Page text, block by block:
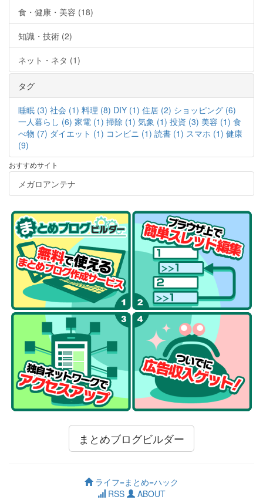
食・健康・美容 (18)
知識・技術 (2)
ネット・ネタ (1)
タグ
睡眠 (3) 社会 (1) 料理 (8) DIY (1) 住居 (2) ショッピング (6)
一人暮らし (6) 家電 (1) 掃除 (1) 気象 (1) 投資 (3) 美容 (1) 食
べ物 (7) ダイエット (1) コンビニ (1) 読書 (1) スマホ (1) 健康
(9)
おすすめサイト
メガロアンテナ
まとめブログビルダー
ライフ=まとめ=ハック
RSS
ABOUT